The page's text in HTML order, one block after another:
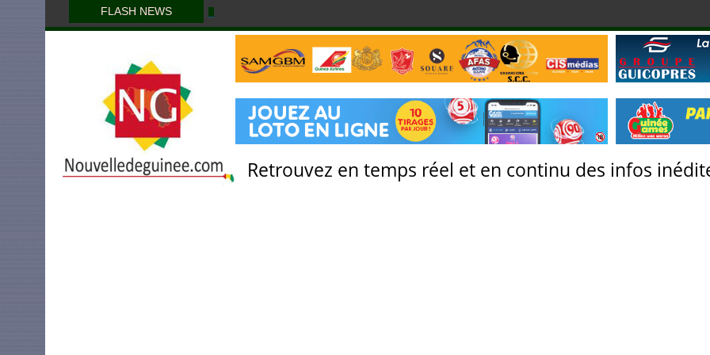
FLASH NEWS
Retrouvez en temps réel et en continu des infos